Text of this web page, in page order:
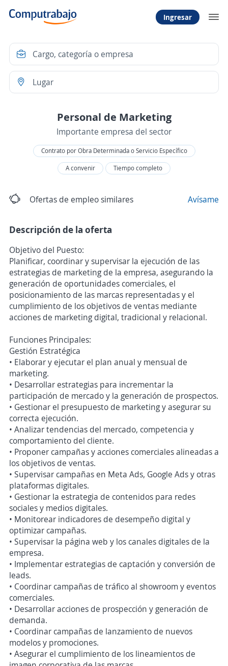
Ingresar
Personal de Marketing
Importante empresa del sector
Contrato por Obra Determinada o Servicio Específico
A convenir
Tiempo completo
Ofertas de empleo similares Avísame
Descripción de la oferta
Objetivo del Puesto:
Planificar, coordinar y supervisar la ejecución de las
estrategias de marketing de la empresa, asegurando la
generación de oportunidades comerciales, el
posicionamiento de las marcas representadas y el
cumplimiento de los objetivos de ventas mediante
acciones de marketing digital, tradicional y relacional.
Funciones Principales:
Gestión Estratégica
• Elaborar y ejecutar el plan anual y mensual de
marketing.
• Desarrollar estrategias para incrementar la
participación de mercado y la generación de prospectos.
• Gestionar el presupuesto de marketing y asegurar su
correcta ejecución.
• Analizar tendencias del mercado, competencia y
comportamiento del cliente.
• Proponer campañas y acciones comerciales alineadas a
los objetivos de ventas.
• Supervisar campañas en Meta Ads, Google Ads y otras
plataformas digitales.
• Gestionar la estrategia de contenidos para redes
sociales y medios digitales.
• Monitorear indicadores de desempeño digital y
optimizar campañas.
• Supervisar la página web y los canales digitales de la
empresa.
• Implementar estrategias de captación y conversión de
leads.
• Coordinar campañas de tráfico al showroom y eventos
comerciales.
• Desarrollar acciones de prospección y generación de
demanda.
• Coordinar campañas de lanzamiento de nuevos
modelos y promociones.
• Asegurar el cumplimiento de los lineamientos de